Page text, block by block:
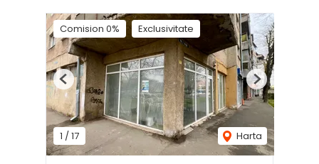
Comision 0% Exclusivitate
1 /17 Harta
Previous Next